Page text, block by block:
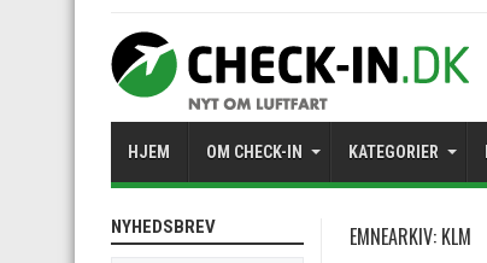
HJEM OM CHECK-IN KATEGORIER
EMNEARKIV: KLM
NYHEDSBREV